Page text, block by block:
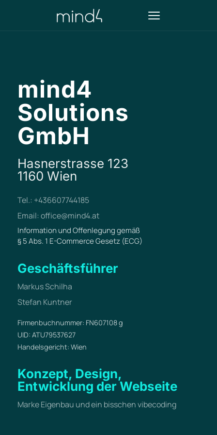
mind4
Solutions
GmbH
Hasnerstrasse 123
1160 Wien
Tel.: +436607744185
Email: office@mind4.at
Information und Offenlegung gemäß
§ 5 Abs. 1 E-Commerce Gesetz (ECG)
Geschäftsführer
Markus Schilha
Stefan Kuntner
Firmenbuchnummer: FN607108 g
UID: ATU79537627
Handelsgericht: Wien
Konzept, Design,
Entwicklung der Webseite
Marke Eigenbau und ein bisschen vibecoding